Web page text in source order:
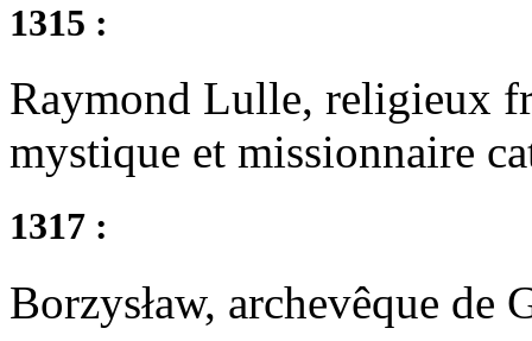
1315 :
Raymond Lulle, religieux
mystique et missionnaire
1317 :
Borzysław, archevêque de